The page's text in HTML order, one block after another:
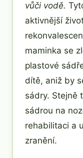
vůči vodě.
aktivnější
maminka se
plastové
dítě, aniž by
sádry. Stejně
sádrou na
rehabilitaci a
zranění.